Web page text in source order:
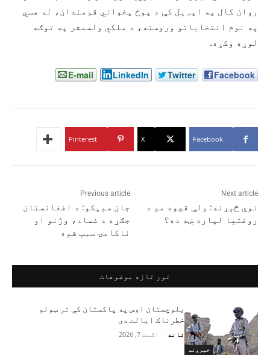
روان کال په اپرېل کې د پوځ پخواني قومندان، له هسي
په نوم انتخاباتو وروسته، د ملکي ولسمشر په توګه
لوړه وکړه.
Facebook
Twitter
LinkedIn
E-mail
Facebook
X
Pinterest
Previous article
جان سوپکو: د افغانستان
جګړه د فساد، وژنو او
ناکامۍ سبب شوه
Next article
نوې څېړنه: ولې قهوه مو د
روغتیا لپاره ښه ده؟
نور تازه موضوعات
خبرونه
بلوچستان اوس په پاکستان کې تر ټولو
خطرناک ایالت دی
تاند - اګست 7, 2026